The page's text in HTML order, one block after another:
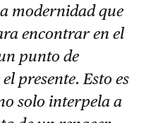
modernidad que
encontrar en el
punto de
presente. Esto es
solo interpela a